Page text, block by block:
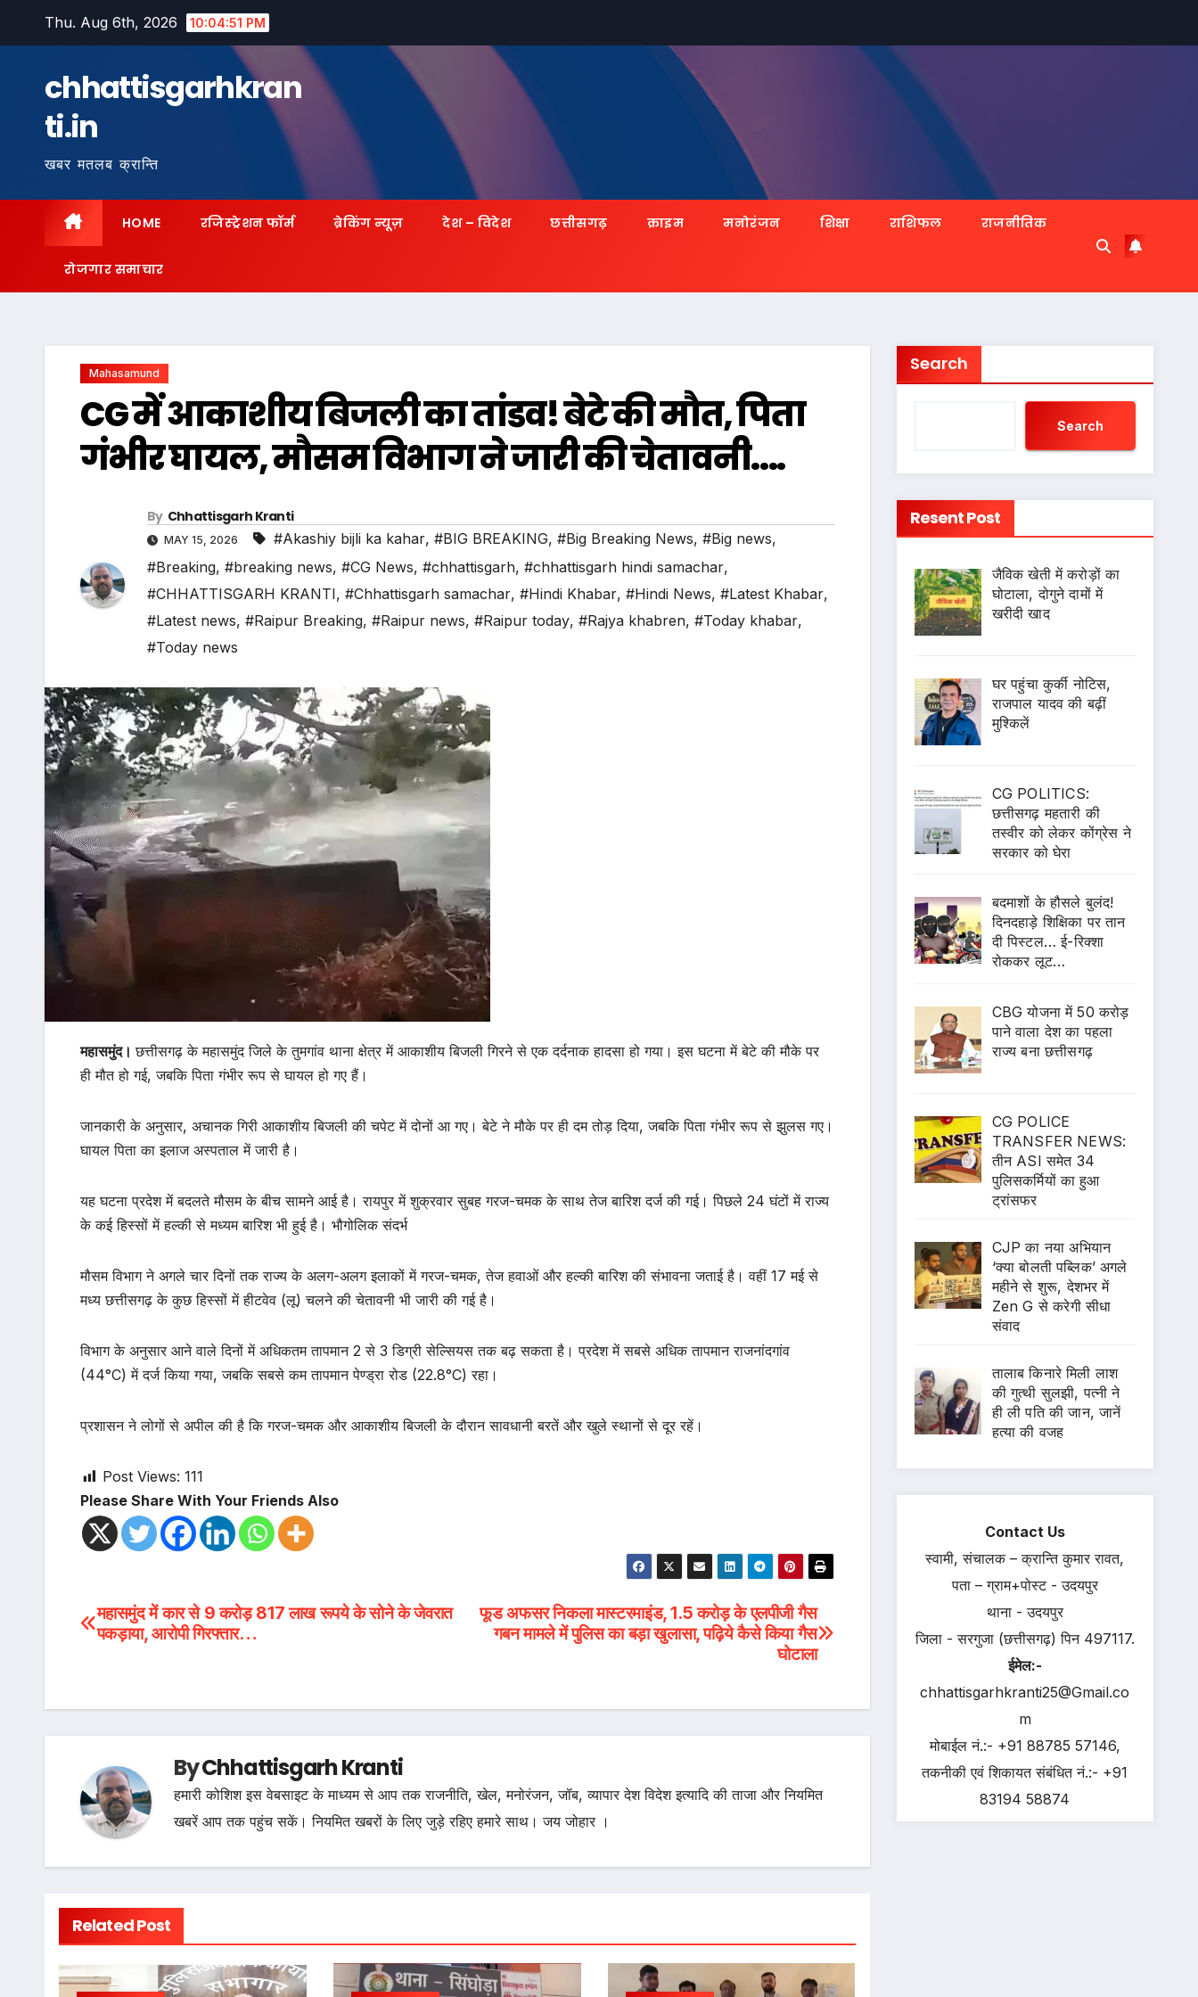
Thu. Aug 6th, 2026 10:04:52 PM
chhattisgarhkran
ti.in
खबर मतलब क्रान्ति
HOME रजिस्ट्रेशन फॉर्म ब्रेकिंग न्यूज़ देश – विदेश छत्तीसगढ़ क्राइम मनोरंजन शिक्षा राशिफल राजनीतिक
रोजगार समाचार
Mahasamund
CG में आकाशीय बिजली का तांडव! बेटे की मौत, पिता
गंभीर घायल, मौसम विभाग ने जारी की चेतावनी….
By Chhattisgarh Kranti
MAY 15, 2026 #Akashiy bijli ka kahar, #BIG BREAKING, #Big Breaking News, #Big news,
#Breaking, #breaking news, #CG News, #chhattisgarh, #chhattisgarh hindi samachar,
#CHHATTISGARH KRANTI, #Chhattisgarh samachar, #Hindi Khabar, #Hindi News, #Latest Khabar,
#Latest news, #Raipur Breaking, #Raipur news, #Raipur today, #Rajya khabren, #Today khabar,
#Today news
महासमुंद।छत्तीसगढ़ के महासमुंद जिले के तुमगांव थाना क्षेत्र में आकाशीय बिजली गिरने से एक दर्दनाक हादसा हो गया। इस घटना में बेटे की मौके पर
ही मौत हो गई, जबकि पिता गंभीर रूप से घायल हो गए हैं।
जानकारी के अनुसार, अचानक गिरी आकाशीय बिजली की चपेट में दोनों आ गए। बेटे ने मौके पर ही दम तोड़ दिया, जबकि पिता गंभीर रूप से झुलस गए।
घायल पिता का इलाज अस्पताल में जारी है।
यह घटना प्रदेश में बदलते मौसम के बीच सामने आई है। रायपुर में शुक्रवार सुबह गरज-चमक के साथ तेज बारिश दर्ज की गई। पिछले 24 घंटों में राज्य
के कई हिस्सों में हल्की से मध्यम बारिश भी हुई है। भौगोलिक संदर्भ
मौसम विभाग ने अगले चार दिनों तक राज्य के अलग-अलग इलाकों में गरज-चमक, तेज हवाओं और हल्की बारिश की संभावना जताई है। वहीं 17 मई से
मध्य छत्तीसगढ़ के कुछ हिस्सों में हीटवेव (लू) चलने की चेतावनी भी जारी की गई है।
विभाग के अनुसार आने वाले दिनों में अधिकतम तापमान 2 से 3 डिग्री सेल्सियस तक बढ़ सकता है। प्रदेश में सबसे अधिक तापमान राजनांदगांव
(44°C) में दर्ज किया गया, जबकि सबसे कम तापमान पेण्ड्रा रोड (22.8°C) रहा।
प्रशासन ने लोगों से अपील की है कि गरज-चमक और आकाशीय बिजली के दौरान सावधानी बरतें और खुले स्थानों से दूर रहें।
Post Views: 111
Please Share With Your Friends Also
Post
फूड अफसर निकला मास्टरमाइंड, 1.5 करोड़ के एलपीजी गैस
गबन मामले में पुलिस का बड़ा खुलासा, पढ़िये कैसे किया गैस
घोटाला
महासमुंद में कार से 9 करोड़ 817 लाख रूपये के सोने के जेवरात
पकड़ाया, आरोपी गिरफ्तार…
ByChhattisgarh Kranti
हमारी कोशिश इस वेबसाइट के माध्यम से आप तक राजनीति, खेल, मनोरंजन, जॉब, व्यापार देश विदेश इत्यादि की ताजा और नियमित
खबरें आप तक पहुंच सकें। नियमित खबरों के लिए जुड़े रहिए हमारे साथ। जय जोहार ।
Related Post
Search
Search
Resent Post
जैविक खेती में करोड़ों का
घोटाला, दोगुने दामों में
खरीदी खाद
घर पहुंचा कुर्की नोटिस,
राजपाल यादव की बढ़ीं
मुश्किलें
CG POLITICS:
छत्तीसगढ़ महतारी की
तस्वीर को लेकर कोंग्रेस ने
सरकार को घेरा
बदमाशों के हौसले बुलंद!
दिनदहाड़े शिक्षिका पर तान
दी पिस्टल… ई-रिक्शा
रोककर लूट…
CBG योजना में 50 करोड़
पाने वाला देश का पहला
राज्य बना छत्तीसगढ़
CG POLICE
TRANSFER NEWS:
तीन ASI समेत 34
पुलिसकर्मियों का हुआ
ट्रांसफर
CJP का नया अभियान
‘क्या बोलती पब्लिक’ अगले
महीने से शुरू, देशभर में
Zen G से करेगी सीधा
संवाद
तालाब किनारे मिली लाश
की गुत्थी सुलझी, पत्नी ने
ही ली पति की जान, जानें
हत्या की वजह
Contact Us
स्वामी, संचालक – क्रान्ति कुमार रावत,
पता – ग्राम+पोस्ट - उदयपुर
थाना - उदयपुर
जिला - सरगुजा (छत्तीसगढ़) पिन 497117.
ईमेल:-
chhattisgarhkranti25@Gmail.co
m
मोबाईल नं.:- +91 88785 57146,
तकनीकी एवं शिकायत संबंधित नं.:- +91
83194 58874